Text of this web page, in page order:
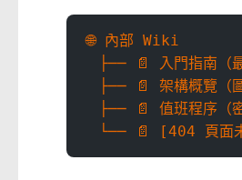
🌐 內部 Wiki
├── 📄 入門指南（
├── 📄 架構概覽（圖
├── 📄 值班程序（密
└── 📄 [404 頁面